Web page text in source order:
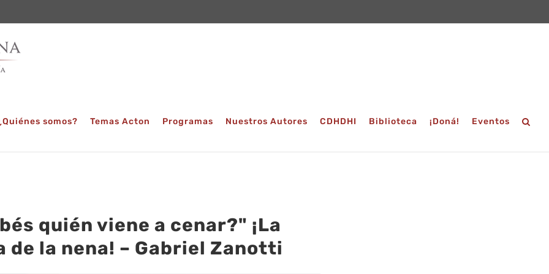
somos? Temas Acton Programas Nuestros Autores CDHDHI Biblioteca ¡Doná! Eventos
quién viene a cenar?" ¡La
de la nena! – Gabriel Zanotti